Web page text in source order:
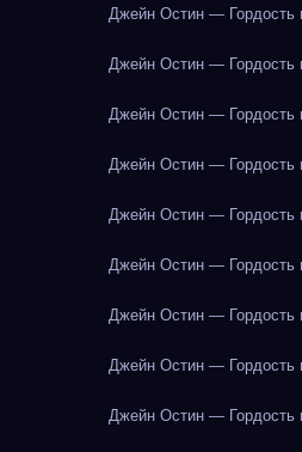
Джейн Остин — Гордость
Джейн Остин — Гордость
Джейн Остин — Гордость
Джейн Остин — Гордость
Джейн Остин — Гордость
Джейн Остин — Гордость
Джейн Остин — Гордость
Джейн Остин — Гордость
Джейн Остин — Гордость